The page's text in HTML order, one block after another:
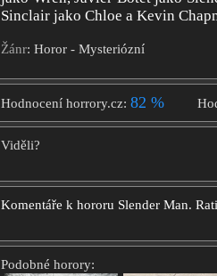
Sinclair jako Chloe a Kevin
Žánr: Horor - Mysteriózní
Hodnocení horrory.cz: 82 %
Viděli?
Komentáře k hororu Slender Man.
Podobné horory: